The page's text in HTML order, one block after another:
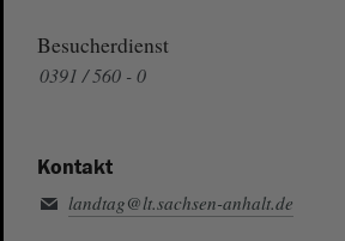
Besucherdienst
0391 / 560 - 0
Kontakt
landtag@lt.sachsen-anhalt.de